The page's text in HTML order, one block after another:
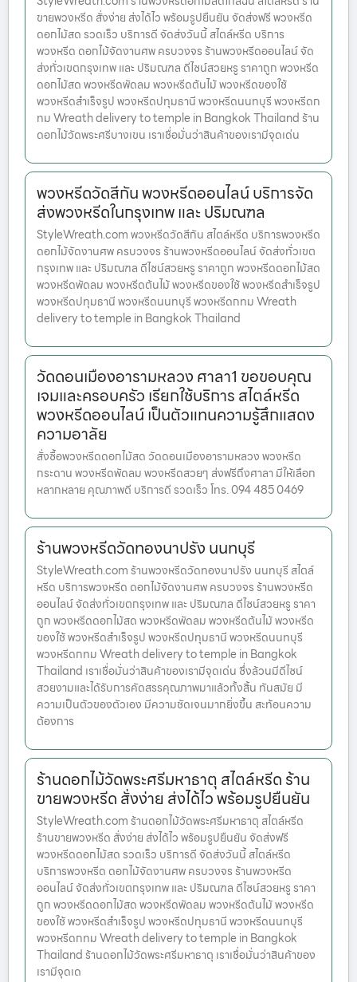
ขายพวงหรีด สั่งง่าย ส่งได้ไว พร้อมรูปยืนยัน จัดส่งฟรี พวงหรีด
ดอกไม้สด รวดเร็ว บริการดี จัดส่งวันนี้ สไตล์หรีด บริการ
พวงหรีด ดอกไม้จัดงานศพ ครบวงจร ร้านพวงหรีดออนไลน์ จัด
ส่งทั่วเขตกรุงเทพ และ ปริมณฑล ดีไซน์สวยหรู ราคาถูก พวงหรีด
ดอกไม้สด พวงหรีดพัดลม พวงหรีดต้นไม้ พวงหรีดของใช้
พวงหรีดสำเร็จรูป พวงหรีดปทุมธานี พวงหรีดนนทบุรี พวงหรีดก
ทม Wreath delivery to temple in Bangkok Thailand ร้าน
ดอกไม้วัดพระศรีบางเขน เราเชื่อมั่นว่าสินค้าของเรามีจุดเด่น
พวงหรีดวัดสีกัน พวงหรีดออนไลน์ บริการจัด
ส่งพวงหรีดในกรุงเทพ และ ปริมณฑล
StyleWreath.com พวงหรีดวัดสีกัน สไตล์หรีด บริการพวงหรีด
ดอกไม้จัดงานศพ ครบวงจร ร้านพวงหรีดออนไลน์ จัดส่งทั่วเขต
กรุงเทพ และ ปริมณฑล ดีไซน์สวยหรู ราคาถูก พวงหรีดดอกไม้สด
พวงหรีดพัดลม พวงหรีดต้นไม้ พวงหรีดของใช้ พวงหรีดสำเร็จรูป
พวงหรีดปทุมธานี พวงหรีดนนทบุรี พวงหรีดกทม Wreath
delivery to temple in Bangkok Thailand
วัดดอนเมืองอารามหลวง ศาลา1 ขอขอบคุณ
เจมและครอบครัว เรียกใช้บริการ สไตล์หรีด
พวงหรีดออนไลน์ เป็นตัวแทนความรู้สึกแสดง
ความอาลัย
สั่งซื้อพวงหรีดดอกไม้สด วัดดอนเมืองอารามหลวง พวงหรีด
กระดาน พวงหรีดพัดลม พวงหรีดสวยๆ ส่งฟรีถึงศาลา มีให้เลือก
หลากหลาย คุณภาพดี บริการดี รวดเร็ว โทร. 094 485 0469
ร้านพวงหรีดวัดทองนาปรัง นนทบุรี
StyleWreath.com ร้านพวงหรีดวัดทองนาปรัง นนทบุรี สไตล์
หรีด บริการพวงหรีด ดอกไม้จัดงานศพ ครบวงจร ร้านพวงหรีด
ออนไลน์ จัดส่งทั่วเขตกรุงเทพ และ ปริมณฑล ดีไซน์สวยหรู ราคา
ถูก พวงหรีดดอกไม้สด พวงหรีดพัดลม พวงหรีดต้นไม้ พวงหรีด
ของใช้ พวงหรีดสำเร็จรูป พวงหรีดปทุมธานี พวงหรีดนนทบุรี
พวงหรีดกทม Wreath delivery to temple in Bangkok
Thailand เราเชื่อมั่นว่าสินค้าของเรามีจุดเด่น ซึ่งล้วนมีดีไซน์
สวยงามและได้รับการคัดสรรคุณภาพมาแล้วทั้งสิ้น ทันสมัย มี
ความเป็นตัวของตัวเอง มีความชัดเจนมากยิ่งขึ้น สะท้อนความ
ต้องการ
ร้านดอกไม้วัดพระศรีมหาธาตุ สไตล์หรีด ร้าน
ขายพวงหรีด สั่งง่าย ส่งได้ไว พร้อมรูปยืนยัน
StyleWreath.com ร้านดอกไม้วัดพระศรีมหาธาตุ สไตล์หรีด
ร้านขายพวงหรีด สั่งง่าย ส่งได้ไว พร้อมรูปยืนยัน จัดส่งฟรี
พวงหรีดดอกไม้สด รวดเร็ว บริการดี จัดส่งวันนี้ สไตล์หรีด
บริการพวงหรีด ดอกไม้จัดงานศพ ครบวงจร ร้านพวงหรีด
ออนไลน์ จัดส่งทั่วเขตกรุงเทพ และ ปริมณฑล ดีไซน์สวยหรู ราคา
ถูก พวงหรีดดอกไม้สด พวงหรีดพัดลม พวงหรีดต้นไม้ พวงหรีด
ของใช้ พวงหรีดสำเร็จรูป พวงหรีดปทุมธานี พวงหรีดนนทบุรี
พวงหรีดกทม Wreath delivery to temple in Bangkok
Thailand ร้านดอกไม้วัดพระศรีมหาธาตุ เราเชื่อมั่นว่าสินค้าของ
เรามีจุดเด